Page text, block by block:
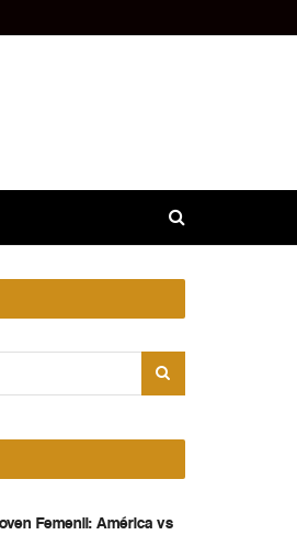
Femenil: América vs